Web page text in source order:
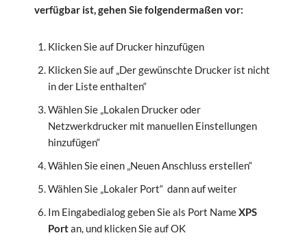
verfügbar ist, gehen Sie folgendermaßen vor:
Klicken Sie auf Drucker hinzufügen
Klicken Sie auf „Der gewünschte Drucker ist nicht
in der Liste enthalten“
Wählen Sie „Lokalen Drucker oder
Netzwerkdrucker mit manuellen Einstellungen
hinzufügen“
Wählen Sie einen „Neuen Anschluss erstellen“
Wählen Sie „Lokaler Port“ dann auf weiter
Im Eingabedialog geben Sie als Port NameXPS
Portan, und klicken Sie auf OK